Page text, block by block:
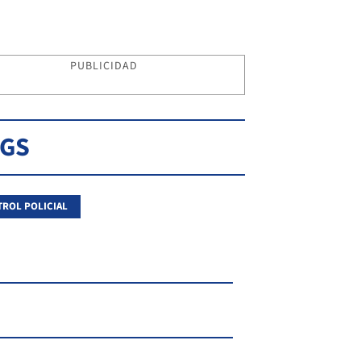
PUBLICIDAD
POLICIAL